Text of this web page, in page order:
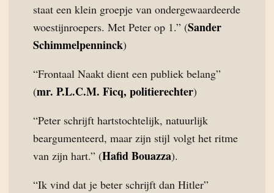
staat een klein groepje van ondergewaardeerde
woestijnroepers. Met Peter op 1.” (Sander
Schimmelpenninck)
“Frontaal Naakt dient een publiek belang”
(mr. P.L.C.M. Ficq, politierechter)
“Peter schrijft hartstochtelijk, natuurlijk
beargumenteerd, maar zijn stijl volgt het ritme
van zijn hart.” (Hafid Bouazza).
“Ik vind dat je beter schrijft dan Hitler”